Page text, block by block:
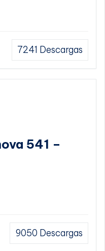
7241 Descargas
541 –
9050 Descargas